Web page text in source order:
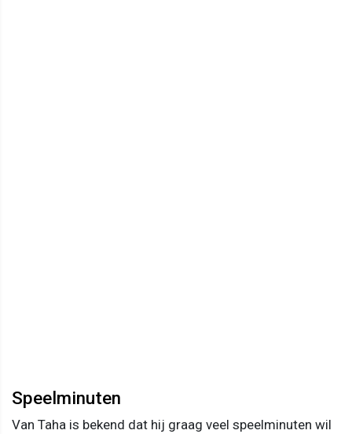
Speelminuten
Van Taha is bekend dat hij graag veel speelminuten wil